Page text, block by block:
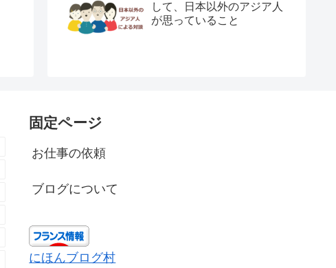
して、日本以外のアジア人
が思っていること
固定ページ
お仕事の依頼
ブログについて
にほんブログ村